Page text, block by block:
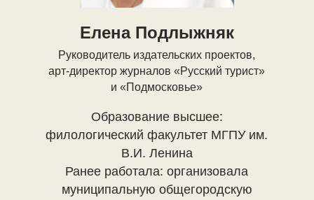
Елена Подлыжняк
Руководитель издательских проектов,
арт-директор журналов «Русский турист»
и «Подмосковье»
Образование высшее:
филологический факультет МГПУ им.
В.И. Ленина
Ранее работала: организовала
муниципальную общегородскую